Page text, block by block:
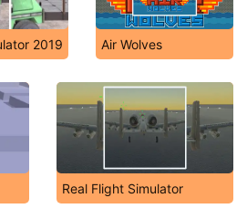
2019 Air Wolves
Real Flight Simulator